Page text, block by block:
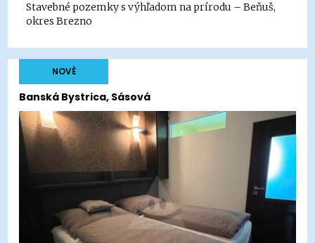
Stavebné pozemky s výhľadom na prírodu – Beňuš,
okres Brezno
Banská Bystrica, Sásová
NOVÉ